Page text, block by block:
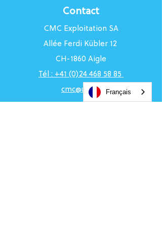
Contact
CMC Exploitation SA
Allée Ferdi Kübler 12
CH-1860 Aigle
Tél : +41 (0)24 468 58 85
cmc@uci.ch
Français